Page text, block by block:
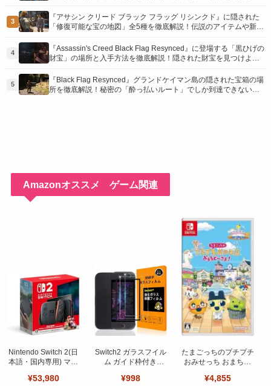
3
『アサシン クリード ブラック フラッグ リシンクド』に隠された
「修復可能な宝の地図」全5種を徹底解説！伝説のアイテムや新衣
介！
4
『Assassin's Creed Black Flag Resynced』に登場する「黒ひげの
財宝」の場所と入手方法を徹底解説！隠された財宝を見つけよ
5
『Black Flag Resynced』グランドケイマン島の隠された宝箱の場
所を徹底解説！秘密の「酔っ払いルート」でしか到達できないお
Amazonオススメ ゲーム関連
Nintendo Switch 2(日
本語・国内専用) マリ
ット
¥53,980
Switch2 ガラスフイル
ム ガイド枠付き
ット 日本旭硝子製-高
¥998
たまごっちのプチプチ
おみせっち おまちど
¥4,855